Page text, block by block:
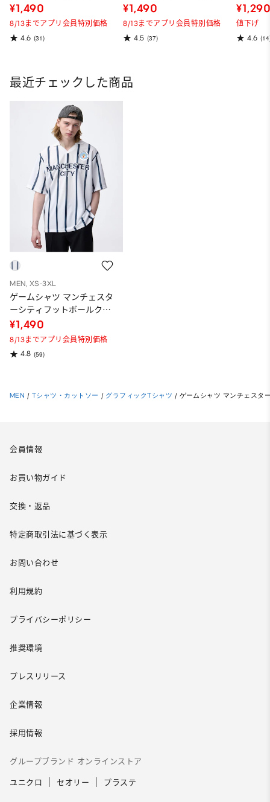
ブ 1
¥1,490
8/13までアプリ会員特別価格
4.6 (31)
ブ 1
¥1,490
8/13までアプリ会員特別価格
4.5 (37)
ブ2
値下げ
4.6
最近チェックした商品
MEN, XS-3XL
ゲームシャツ マンチェスタ
ーシティフットボールクラ
ブ 1
¥1,490
8/13までアプリ会員特別価格
4.8 (59)
MEN / Tシャツ・カットソー / グラフィックTシャツ / ゲームシャツ マンチェスタ
会員情報
お買い物ガイド
交換・返品
特定商取引法に基づく表示
お問い合わせ
利用規約
プライバシーポリシー
推奨環境
プレスリリース
企業情報
採用情報
グループブランド オンラインストア
ユニクロ セオリー プラステ